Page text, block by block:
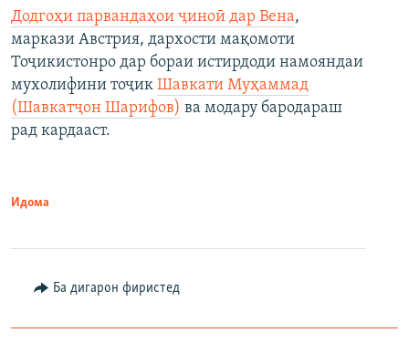
Додгоҳи парвандаҳои ҷиноӣ дар Вена,
маркази Австрия, дархости мақомоти
Тоҷикистонро дар бораи истирдоди намояндаи
мухолифини тоҷик Шавкати Муҳаммад
(Шавкатҷон Шарифов) ва модару бародараш
рад кардааст.
Идома
Ба дигарон фиристед